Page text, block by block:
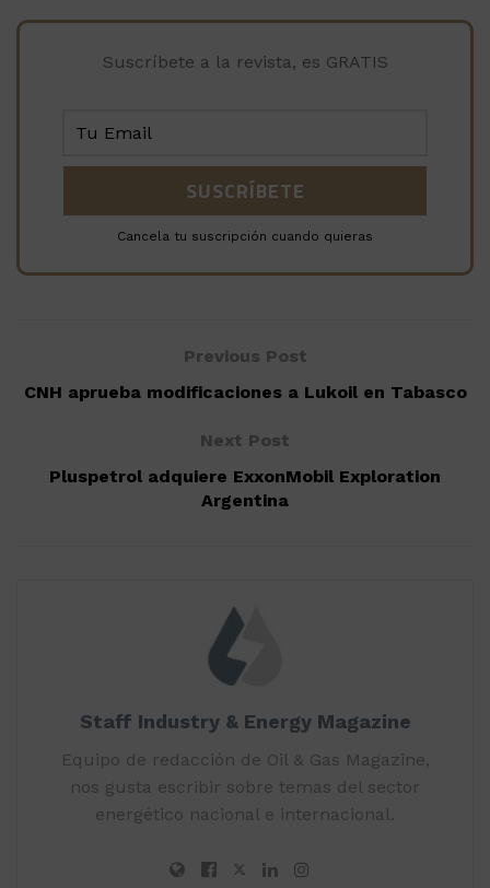
Suscríbete a la revista, es GRATIS
Cancela tu suscripción cuando quieras
Previous Post
CNH aprueba modificaciones a Lukoil en Tabasco
Next Post
Pluspetrol adquiere ExxonMobil Exploration
Argentina
Staff Industry & Energy Magazine
Equipo de redacción de Oil & Gas Magazine,
nos gusta escribir sobre temas del sector
energético nacional e internacional.